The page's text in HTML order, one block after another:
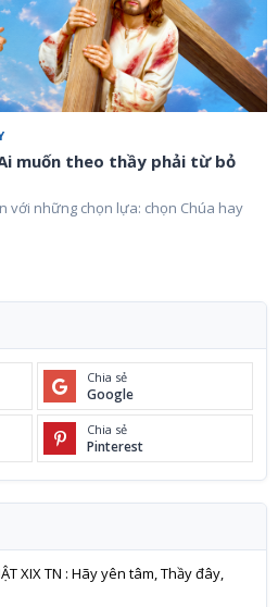
muốn theo thầy phải từ bỏ
với những chọn lựa: chọn Chúa hay
Chia sẻ
Google
Chia sẻ
Pinterest
XIX TN : Hãy yên tâm, Thầy đây,